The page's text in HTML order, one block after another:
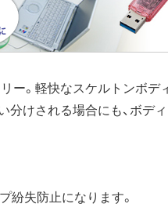
。軽快なスケルトンボ
けされる場合にも、ボデ
紛失防止になります。